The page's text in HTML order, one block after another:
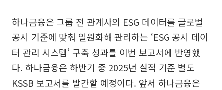
하나금융은 그룹 전 관계사의 ESG 데이터를 글로벌
공시 기준에 맞춰 일원화해 관리하는 ‘ESG 공시 데이
터 관리 시스템’ 구축 성과를 이번 보고서에 반영했
다. 하나금융은 하반기 중 2025년 실적 기준 별도
KSSB 보고서를 발간할 예정이다. 앞서 하나금융은